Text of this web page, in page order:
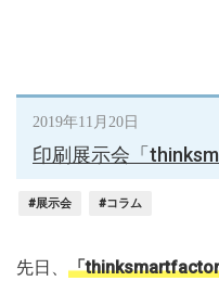
2019年11月20日
印刷展示会「
#展示会 #コラム
先日、 「